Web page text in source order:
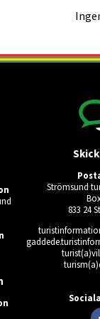
Strömsund
833 24